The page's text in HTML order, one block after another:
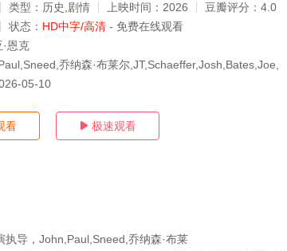
类型： 历史,剧情 上映时间： 2026 豆瓣评分： 4.0
状态： HD中字/高清 - 免费在线观看
恩克
乔纳森·布莱尔,JT,Schaeffer,Josh,Bates,Joe,
05-10
看  极速观看
导，John,Paul,Sneed,乔纳森·布莱